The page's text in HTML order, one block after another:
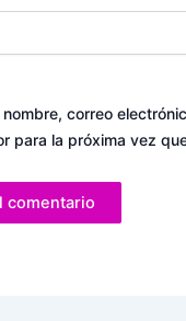
nombre, correo
para la próxima vez